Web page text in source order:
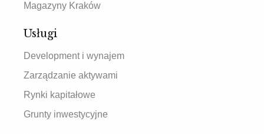
Magazyny Kraków
Usługi
Development i wynajem
Zarządzanie aktywami
Rynki kapitałowe
Grunty inwestycyjne